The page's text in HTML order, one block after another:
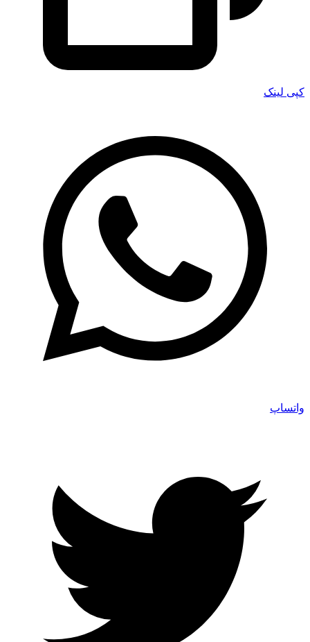
کپی لینک
واتساپ